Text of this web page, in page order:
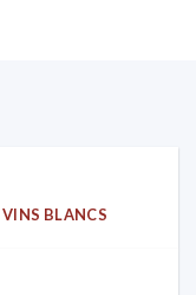
VINS BLANCS